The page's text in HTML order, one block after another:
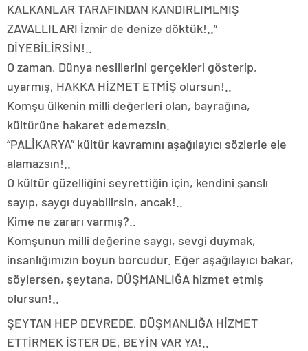
KALKANLAR TARAFINDAN KANDIRLIMLMIŞ
ZAVALLILARI İzmir de denize döktük!..”
DİYEBİLİRSİN!..
O zaman, Dünya nesillerini gerçekleri gösterip,
uyarmış, HAKKA HİZMET ETMİŞ olursun!..
Komşu ülkenin milli değerleri olan, bayrağına,
kültürüne hakaret edemezsin.
“PALİKARYA” kültür kavramını aşağılayıcı sözlerle ele
alamazsın!..
O kültür güzelliğini seyrettiğin için, kendini şanslı
sayıp, saygı duyabilirsin, ancak!..
Kime ne zararı varmış?..
Komşunun milli değerine saygı, sevgi duymak,
insanlığımızın boyun borcudur. Eğer aşağılayıcı bakar,
söylersen, şeytana, DÜŞMANLIĞA hizmet etmiş
olursun!..
ŞEYTAN HEP DEVREDE, DÜŞMANLIĞA HİZMET
ETTİRMEK İSTER DE, BEYİN VAR YA!..